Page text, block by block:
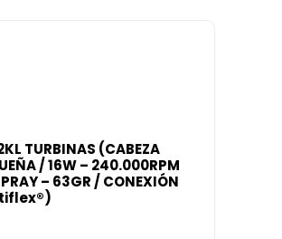
TURBINAS (CABEZA
/ 16W – 240.000RPM
– 63GR / CONEXIÓN